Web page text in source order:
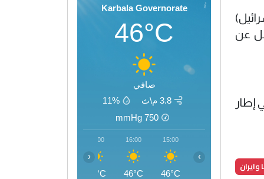
بل عن
إطار
وايران
Karbala Governorate
46°C
صافي
3.8 م\ث
11%
750
mmHg
15:00
46°C
16:00
46°C
17:00
46°C
‹ ›